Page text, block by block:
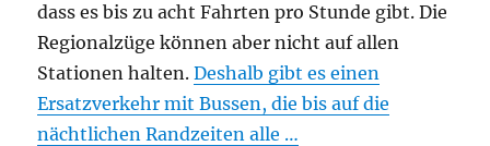
dass es bis zu acht Fahrten pro Stunde gibt. Die
Regionalzüge können aber nicht auf allen
Stationen halten.Deshalb gibt es einen
Ersatzverkehr mit Bussen, die bis auf die
nächtlichen Randzeiten alle …